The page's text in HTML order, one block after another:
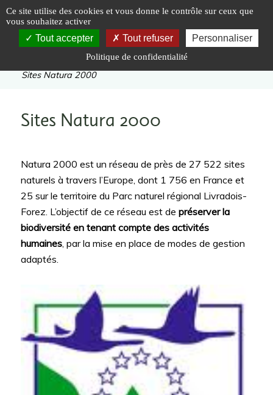
Accueil | Préserver | Sites |
Sites Natura 2000
Sites Natura 2000
Natura 2000 est un réseau de près de 27 522 sites
naturels à travers l’Europe, dont 1 756 en France et
25 sur le territoire du Parc naturel régional Livradois-
Forez. L’objectif de ce réseau est de préserver la
biodiversité en tenant compte des activités
humaines, par la mise en place de modes de gestion
adaptés.
Panneau de gestion des cookies
Ce site utilise des cookies et vous donne le contrôle sur ceux que
vous souhaitez activer
Tout accepter Tout refuser Personnaliser
Politique de confidentialité